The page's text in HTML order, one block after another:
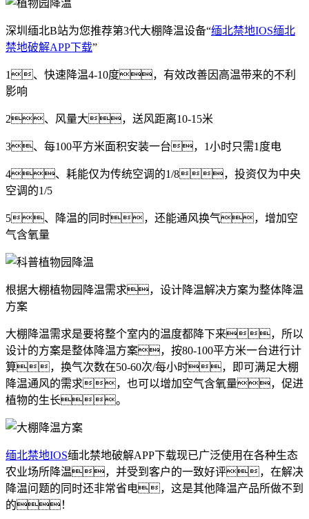
深圳缅北B站为您推荐第3代大棚降温设备“缅北禁地IOS缅北
禁地破解APP下载”
1、快速降温4-10度，有效改善因高温带来的不利
影响
2、风量大，送风距离10-15米
3、每100平方米面积安装一台，1小时只需1度电
4、耗能仅为传统空调的1/8，投资仅为中央
空调的1/5
5、降温的同时，还能通风换气，增加空
气含氧量
根据大棚植物园降温需求，设计降温解决方案为整体降温
方案
大棚降温需求是要将整个室内的温度都降下来，所以
设计的方案是整体降温方案，按80-100平方米一台进行计
算，换气次数在50-60次/每小时，即可满足大棚
降温通风的需求，也可以增加空气含氧量，促进
植物的生长。
缅北禁地IOS缅北禁地破解APP下载现已广泛使用在各种生态
农业场所降温，并受到客户的一致好评，在解决
降温问题的同时还非常省电，这是其他降温产品所做不到
的！